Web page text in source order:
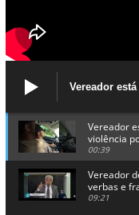
Vereador
política de
Vereador
violência
prefeita
00:39
Vereador
verbas e
Prefeitura
09:21